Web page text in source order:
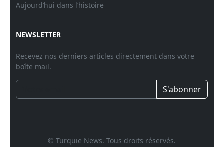
Aujourd’hui dans l’histoire
NEWSLETTER
Recevez nos derniers articles directement dans votre
boîte mail.
S'abonner
© Turquie News. Tous droits réservés.